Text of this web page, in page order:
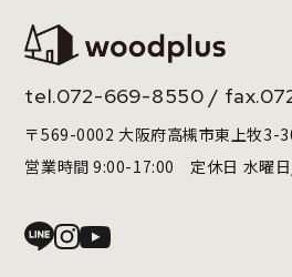
tel.072-669-8550 /
〒569-0002 大阪府高槻市東上牧3-
営業時間 9:00-17:00 定休日 水曜